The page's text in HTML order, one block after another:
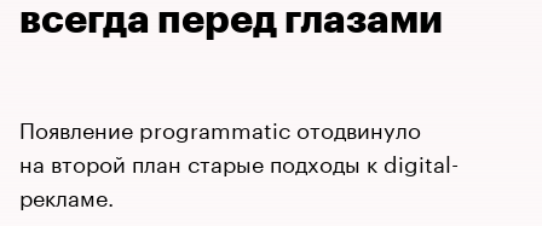
всегда перед глазами
Появление programmatic отодвинуло
на второй план старые подходы к digital-
рекламе.